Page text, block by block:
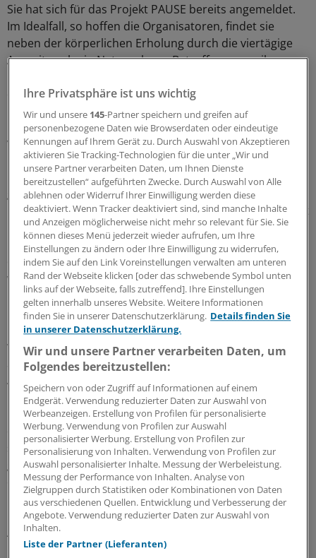
Sie hat sich für das Projekt PAUSE bereits angemeldet.
Im Idealfall, so hoffen die Organisatoren, findet sie
neben der körperlichen Erholung durch die viertägige
Auszeit auch ein Netzwerk von Betroffenen aus ihrer
der Nachsorge individuelle Beratung, je nach
Betroffenheit bis zu sieben Monate nach dem Seminar.
Viertägige Seminare
Bisherige vereinzelte Angebote in diesem Bereich hätten
gezeigt, dass der positive Effekt einer solchen Auszeit
bereits nach ein bis zwei Monaten verpufft war, erläutert
Matthias Mozdzanowski vom Institut für
Qualitätssicherung in Prävention und Rehabilitation an
der Deutsche Sporthochschule Köln, dass das Projekt
wissenschaftlich begleitet und auswertet.
Deshalb seien Nachsorge und die Überführung in
regionale Strukturen, einschließlich der Selbsthilfe, ganz
wichtige Aspekte. Die viertägigen Seminare finden in Bad
Sassendorf statt. Anmelden kann sich jeder pflegende
Angehörige aus NRW, der gesetzlich versichert ist.
Die Anfahrt und eine Pauschale von 149 Euro müssen
die Teilnehmer selbst aufbringen. Der finanzielle Aspekt
sei aber in den bisherigen Vorgesprächen kein Problem
gewesen, sagt Heiner Beckmann, Landesgeschäftsführer
der Barmer GEK.
Die Hürde sei viel eher, sich auf eine mehrtägige
Abwesenheit von zu Hause einzulassen, so Juliane
Diekmann von der Krankenkasse. Damit der
Ihre Privatsphäre ist uns wichtig
Wir und unsere 145-Partner speichern und greifen auf
personenbezogene Daten wie Browserdaten oder eindeutige
Kennungen auf Ihrem Gerät zu. Durch Auswahl von Akzeptieren
aktivieren Sie Tracking-Technologien für die unter „Wir und
unsere Partner verarbeiten Daten, um Ihnen Dienste
bereitzustellen“ aufgeführten Zwecke. Durch Auswahl von Alle
ablehnen oder Widerruf Ihrer Einwilligung werden diese
deaktiviert. Wenn Tracker deaktiviert sind, sind manche Inhalte
und Anzeigen möglicherweise nicht mehr so relevant für Sie. Sie
können dieses Menü jederzeit wieder aufrufen, um Ihre
Einstellungen zu ändern oder Ihre Einwilligung zu widerrufen,
indem Sie auf den Link Voreinstellungen verwalten am unteren
Rand der Webseite klicken [oder das schwebende Symbol unten
links auf der Webseite, falls zutreffend]. Ihre Einstellungen
gelten innerhalb unseres Website. Weitere Informationen
finden Sie in unserer Datenschutzerklärung. Details finden Sie
in unserer Datenschutzerklärung.
Wir und unsere Partner verarbeiten Daten, um
Folgendes bereitzustellen:
Speichern von oder Zugriff auf Informationen auf einem
Endgerät. Verwendung reduzierter Daten zur Auswahl von
Werbeanzeigen. Erstellung von Profilen für personalisierte
Werbung. Verwendung von Profilen zur Auswahl
personalisierter Werbung. Erstellung von Profilen zur
Personalisierung von Inhalten. Verwendung von Profilen zur
Auswahl personalisierter Inhalte. Messung der Werbeleistung.
Messung der Performance von Inhalten. Analyse von
Zielgruppen durch Statistiken oder Kombinationen von Daten
aus verschiedenen Quellen. Entwicklung und Verbesserung der
Angebote. Verwendung reduzierter Daten zur Auswahl von
Inhalten.
Liste der Partner (Lieferanten)